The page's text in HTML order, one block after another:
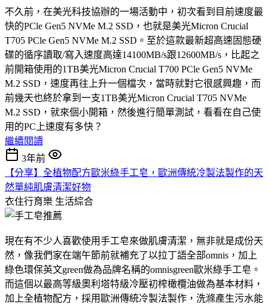
不久前，在美光科技協辦的一場活動中，初次看到目前速度最
快的PCle Gen5 NVMe M.2 SSD，也就是美光Micron Crucial
T705 PCle Gen5 NVMe M.2 SSD。至於這款最新超高速固態硬
碟的循序讀取/寫入速度高達14100MB/s跟12600MB/s，比起之
前開箱使用的1TB美光Micron Crucial T700 PCle Gen5 NVMe
M.2 SSD，速度再往上升一個檔次，當時就對它很感興趣，而
前幾天也終於拿到一支1TB美光Micron Crucial T705 NVMe
M.2 SSD，就來個小開箱，然後進行簡單測試，看看在自己使
用的PC上速度有多快？
繼續閱讀
3年前
【分享】全植物配方歐米綠手工皂，歐洲傳統冷製法製作的天
然單純肌膚清潔好物
衣住行育樂 生活綜合
現在有不少人喜歡使用手工皂來做肌膚清潔，無非就是成份天
然，像我們家在端午節前就補充了以拉丁語全部omnis，加上
綠色環保英文green做為品牌名稱的omnisgreen歐米綠手工皂。
而這個以最高等級奧利塔特級冷壓初榨橄欖油做為基本材料，
加上全植物配方，採用歐洲傳統冷製法製作，洗滌產生污水能